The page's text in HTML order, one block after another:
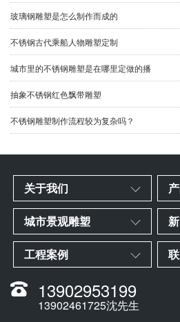
玻璃钢雕塑是怎么制作而成的
不锈钢古代乘船人物雕塑定制
城市里的不锈钢雕塑是在哪里定做的播
抽象不锈钢红色飘带雕塑
不锈钢雕塑制作流程较为复杂吗？
关于我们
城市景观雕塑
工程案例
13902953199
13902461725沈先生